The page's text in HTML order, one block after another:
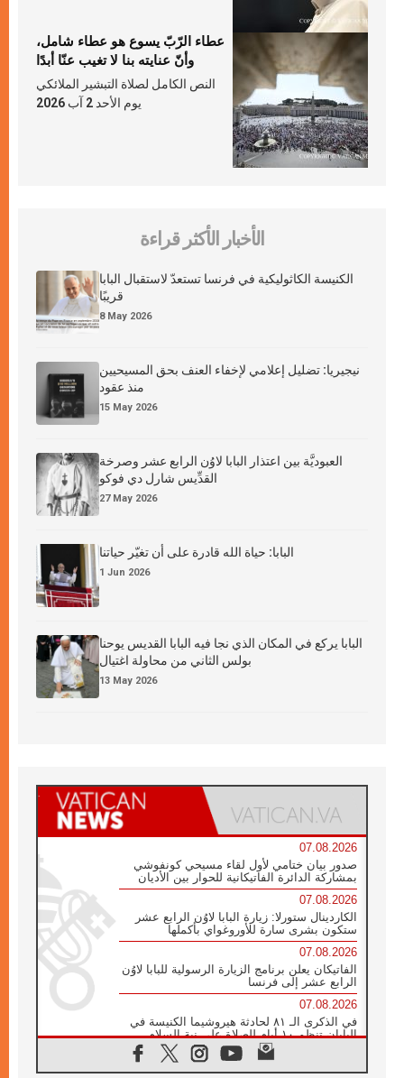
عطاء الرّبّ يسوع هو عطاء شامل،
وأنّ عنايته بنا لا تغيب عنّا أبدًا
النص الكامل لصلاة التبشير الملائكي
يوم الأحد 2 آب 2026
الأخبار الأكثر قراءة
الكنيسة الكاثوليكية في فرنسا تستعدّ لاستقبال البابا
قريبًا
8 May 2026
نيجيريا: تضليل إعلامي لإخفاء العنف بحق المسيحيين
منذ عقود
15 May 2026
العبوديَّة بين اعتذار البابا لاوُن الرابع عشر وصرخة
القدِّيس شارل دي فوكو
27 May 2026
البابا: حياة الله قادرة على أن تغيّر حياتنا
1 Jun 2026
البابا يركع في المكان الذي نجا فيه البابا القديس يوحنا
بولس الثاني من محاولة اغتيال
13 May 2026
07.08.2026
صدور بيان ختامي لأول لقاء مسيحي كونفوشي
بمشاركة الدائرة الفاتيكانية للحوار بين الأديان
07.08.2026
الكاردينال ستورلا: زيارة البابا لاوُن الرابع عشر
ستكون بشرى سارة للأوروغواي بأكملها
07.08.2026
الفاتيكان يعلن برنامج الزيارة الرسولية للبابا لاوُن
الرابع عشر إلى فرنسا
07.08.2026
في الذكرى الـ ٨١ لحادثة هيروشيما الكنيسة في
اليابان تنظم ١٠ أيام للصلاة على نية السلام
الكنيسة في الأوروغواي: زيارة البابا ستعزز